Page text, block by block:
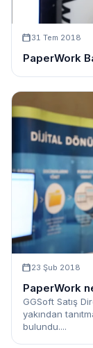
31 Tem 2018
PaperWork
23 Şub 2018
PaperWork
GGSoft Satış
yakından
bulundu....